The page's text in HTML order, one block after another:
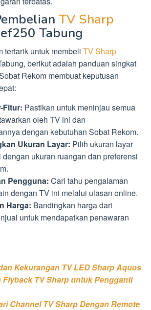
TV Sharp
Tabung
tertarik untuk membeli TV Sharp
berikut adalah panduan singkat
Rekom membuat keputusan
Fitur: Pastikan untuk meninjau semua
oleh TV ini dan
dengan kebutuhan Sobat Rekom.
Ukuran Layar: Pilih ukuran layar
ukuran ruangan dan preferensi
Pengguna: Cari tahu pengalaman
dengan TV ini melalui ulasan online.
Harga: Bandingkan harga dari
untuk mendapatkan penawaran
Kekurangan TV LED Sharp Aquos
Flyback TV Sharp untuk Pengganti
Channel TV Sharp Dengan Remote